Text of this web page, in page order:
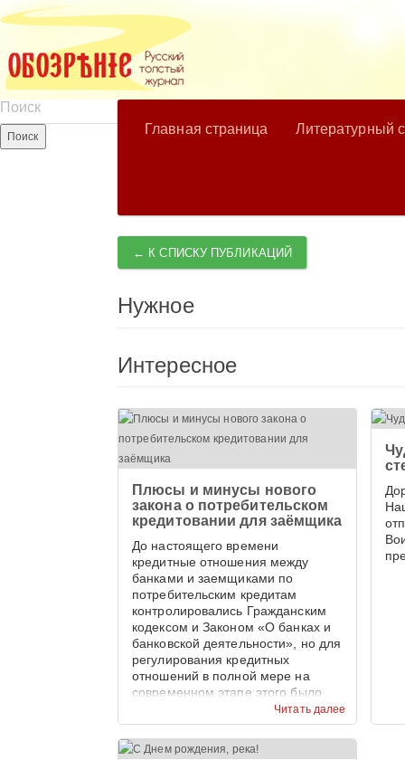
Главная страница Литературный
← К СПИСКУ ПУБЛИКАЦИЙ
Нужное
Интересное
Читать далее
Плюсы и минусы нового
закона о потребительском
кредитовании для заёмщика
До настоящего времени
кредитные отношения между
банками и заемщиками по
потребительским кредитам
контролировались Гражданским
кодексом и Законом «О банках и
банковской деятельности», но для
регулирования кредитных
отношений в полной мере на
современном этапе этого было